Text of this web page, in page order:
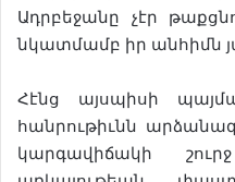
Ադրբեջանը չէր
նկատմամբ իր անհիմն
Հէնց այսպիսի
հանրութիւնն
կարգավիճակի